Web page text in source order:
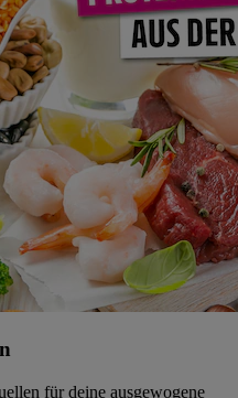
für deine ausgewogene